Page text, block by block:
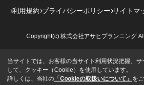
利用規約 プライバシーポリシー サイトマ
Copyright(c) 株式会社アサヒプランニング
当サイトでは、お客様の当サイト利用状況把握、サ
して、クッキー（Cookie）を使用しています。
詳しくは、当社の 「Cookieの取扱いについて」 を